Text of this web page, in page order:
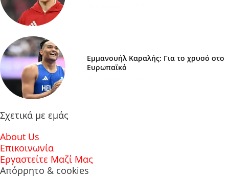
Εμμανουήλ Καραλής: Για το χρυσό στο
Ευρωπαϊκό
Σχετικά με εμάς
About Us
Επικοινωνία
Εργαστείτε Μαζί Μας
Απόρρητο & cookies